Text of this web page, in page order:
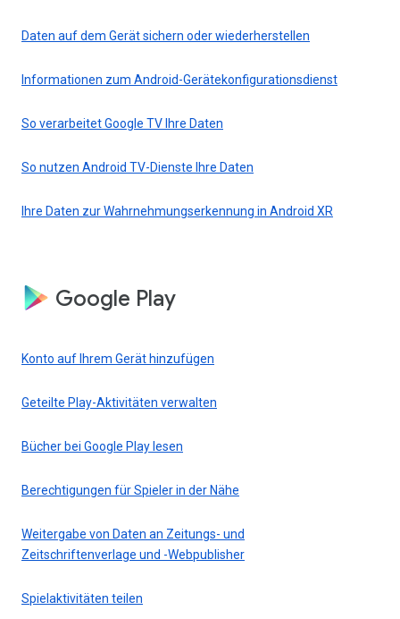
Daten auf dem Gerät sichern oder wiederherstellen
Informationen zum Android-Gerätekonfigurationsdienst
So verarbeitet Google TV Ihre Daten
So nutzen Android TV-Dienste Ihre Daten
Ihre Daten zur Wahrnehmungserkennung in Android XR
Google Play
Konto auf Ihrem Gerät hinzufügen
Geteilte Play-Aktivitäten verwalten
Bücher bei Google Play lesen
Berechtigungen für Spieler in der Nähe
Weitergabe von Daten an Zeitungs- und
Zeitschriftenverlage und -Webpublisher
Spielaktivitäten teilen